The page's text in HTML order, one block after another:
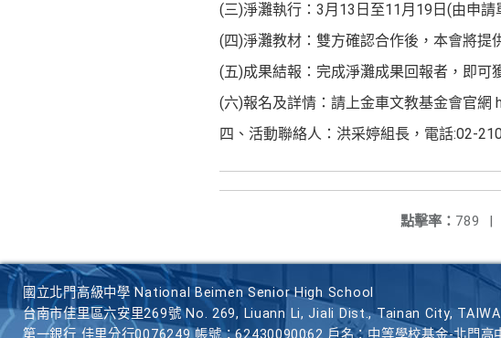
(三)淨灘執行：3月13日至11月19日(由申請
(四)淨灘教材：雙方確認合作後，本會將提
(五)成果結報：完成淨灘成果回報者，即可
(六)報名及詳情：請上金車文教基金會官
四、活動聯絡人：洪采婷組長，電話:02-
點擊率： 789 |
國立北門高級中學 National Beimen Senior High School
台南市佳里區六安里269號 No. 269, Liuann Li, Jiali Dist., Tainan City,
第一銀行 佳里分行0076249 帳號：62430090062 戶名：中等學校基金-北門